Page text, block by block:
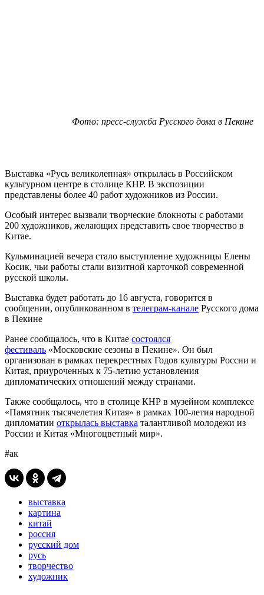
Фото: пресс-служба Русского дома в Пекине
Выставка «Русь великолепная» открылась в Российском
культурном центре в столице КНР. В экспозиции
представлены более 40 работ художников из России.
Особый интерес вызвали творческие блокноты с работами
200 художников, желающих представить свое творчество в
Китае.
Кульминацией вечера стало выступление художницы Елены
Косик, чьи работы стали визитной карточкой современной
русской школы.
Выставка будет работать до 16 августа, говорится в
сообщении, опубликованном в телеграм-канале Русского дома
в Пекине
Ранее сообщалось, что в Китае состоялся
фестиваль «Московские сезоны в Пекине». Он был
организован в рамках перекрестных Годов культуры России и
Китая, приуроченных к 75-летию установления
дипломатических отношений между странами.
Также сообщалось, что в столице КНР в музейном комплексе
«Памятник тысячелетия Китая» в рамках 100-летия народной
дипломатии открылась выставка талантливой молодежи из
России и Китая «Многоцветный мир».
#ак
выставка
картина
китай
россия
русский дом
русь
творчество
художник